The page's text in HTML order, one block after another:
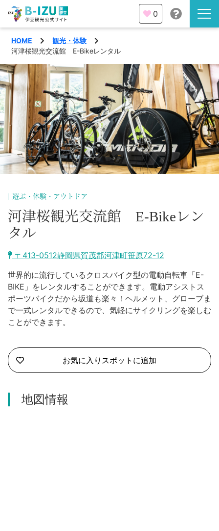
伊豆半島を知る
伊豆のみどころ
みる
あそぶ
あじわう
観光・体験
イベント
エリア
熱海市
沼津市
三島市
南伊豆町
函南町
西伊豆町
松崎町
旅の計画
モデルコース
宿泊・予約
旅程作成
AIルートプランナー
アクセス
合同会社説明会
伊豆ワーケーション
0
HOME
観光・体験
河津桜観光交流館 E-Bikeレンタル
遊ぶ・体験・アウトドア
河津桜観光交流館 E-Bikeレン
タル
〒413-0512静岡県賀茂郡河津町笹原72-12
世界的に流行しているクロスバイク型の電動自転車「E-
BIKE」をレンタルすることができます。電動アシストス
ポーツバイクだから坂道も楽々！ヘルメット、グローブま
で一式レンタルできるので、気軽にサイクリングを楽しむ
ことができます。
お気に入りスポットに追加
地図情報